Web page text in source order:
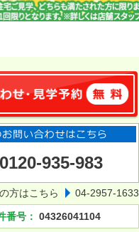
0120-935-983
方はこちら 04-2957-1633
番号： 04326041104